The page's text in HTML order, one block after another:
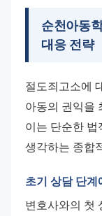
순천아동
대응 전략
절도죄고소에
아동의 권익을
이는 단순한
생각하는 종합
초기 상담 단
변호사와의 첫